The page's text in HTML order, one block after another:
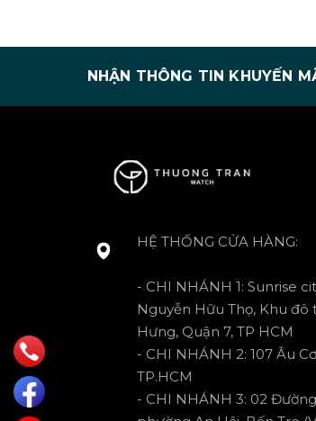
NHẬN THÔNG TIN KHUYẾN
HỆ THỐNG CỬA HÀNG:
- CHI NHÁNH 1: Sunrise
Nguyễn Hữu Thọ, Khu đô
Hưng, Quận 7, TP HCM
- CHI NHÁNH 2: 107 Âu
TP.HCM
- CHI NHÁNH 3: 02